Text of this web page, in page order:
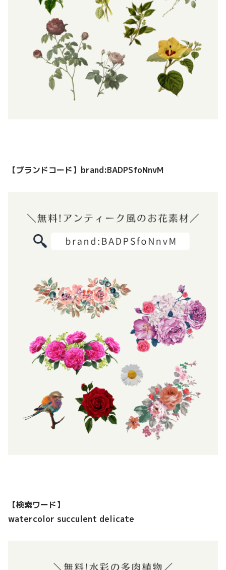
【ブランドコード】 brand:BADPSfoNnvM
【検索ワード】
watercolor succulent delicate